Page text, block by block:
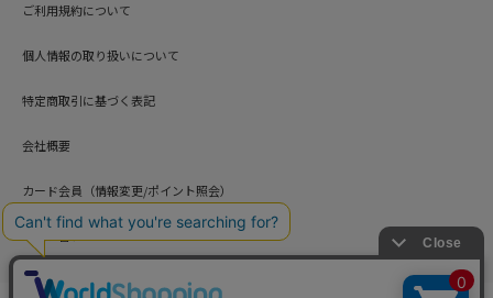
ご利用規約について
個人情報の取り扱いについて
特定商取引に基づく表記
会社概要
カード会員（情報変更/ポイント照会）